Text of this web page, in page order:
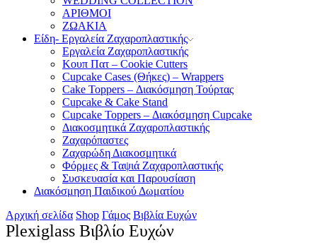
ΑΡΙΘΜΟΙ
ΖΩΑΚΙΑ
Είδη- Εργαλεία Ζαχαροπλαστικής
Εργαλεία Ζαχαροπλαστικής
Κουπ Πατ – Cookie Cutters
Cupcake Cases (Θήκες) – Wrappers
Cake Toppers – Διακόσμηση Τούρτας
Cupcake & Cake Stand
Cupcake Toppers – Διακόσμηση Cupcake
Διακοσμητικά Ζαχαροπλαστικής
Ζαχαρόπαστες
Ζαχαρώδη Διακοσμητικά
Φόρμες & Ταψιά Ζαχαροπλαστικής
Συσκευασία και Παρουσίαση
Διακόσμηση Παιδικού Δωματίου
Αρχική σελίδα Shop Γάμος Βιβλία Ευχών
Plexiglass Βιβλίο Ευχών